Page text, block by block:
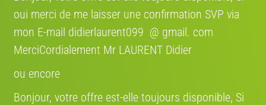
Voir sur la carte
oui merci de me laisser une confirmation SVP via
mon E-mail didierlaurent099 @ gmail. com
MerciCordialement Mr LAURENT Didier
ou encore
Bonjour, votre offre est-elle toujours disponible, Si